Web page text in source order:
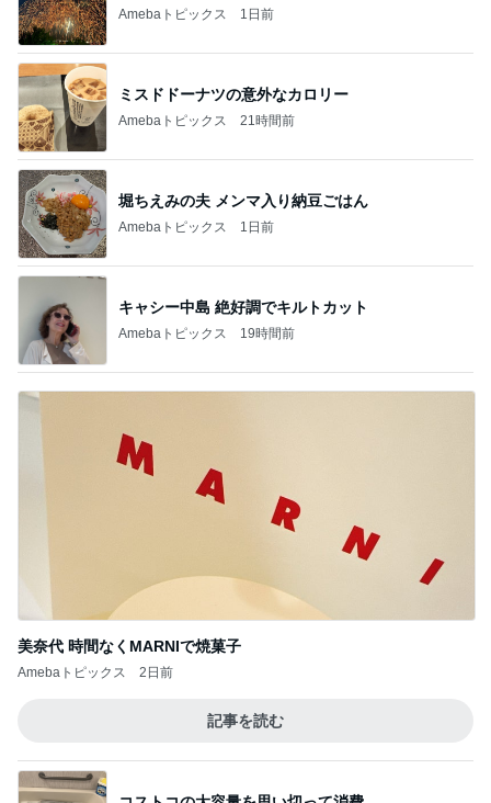
Amebaトピックス 1日前
ミスドドーナツの意外なカロリー
Amebaトピックス 21時間前
堀ちえみの夫 メンマ入り納豆ごはん
Amebaトピックス 1日前
キャシー中島 絶好調でキルトカット
Amebaトピックス 19時間前
美奈代 時間なくMARNIで焼菓子
Amebaトピックス 2日前
記事を読む